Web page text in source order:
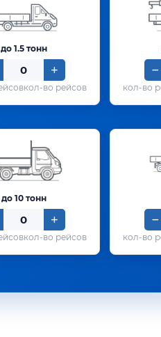
до 1.5 тонн
кол-во рейсов
до 10 тонн
кол-во рейсов